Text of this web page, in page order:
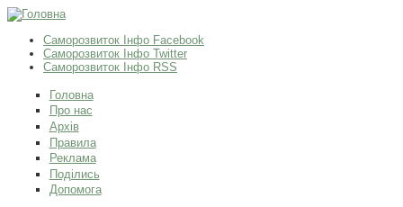
Саморозвиток Інфо Facebook
Саморозвиток Інфо Twitter
Саморозвиток Інфо RSS
Головна
Про нас
Архів
Правила
Реклама
Поділись
Допомога